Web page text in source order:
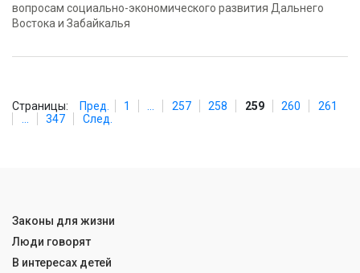
вопросам социально-экономического развития Дальнего
Востока и Забайкалья
Страницы: Пред. 1 257 258 259 260
261
347 След.
Законы для жизни
Люди говорят
В интересах детей